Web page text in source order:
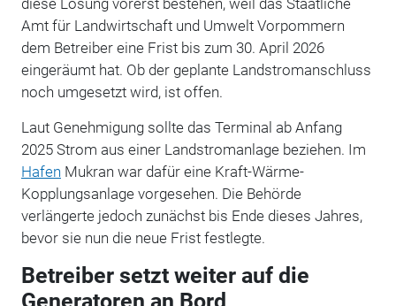
Amt für Landwirtschaft und Umwelt Vorpommern
dem Betreiber eine Frist bis zum 30. April 2026
eingeräumt hat. Ob der geplante Landstromanschluss
noch umgesetzt wird, ist offen.
Laut Genehmigung sollte das Terminal ab Anfang
2025 Strom aus einer Landstromanlage beziehen. Im
Hafen Mukran war dafür eine Kraft-Wärme-
Kopplungsanlage vorgesehen. Die Behörde
verlängerte jedoch zunächst bis Ende dieses Jahres,
bevor sie nun die neue Frist festlegte.
Betreiber setzt weiter auf die